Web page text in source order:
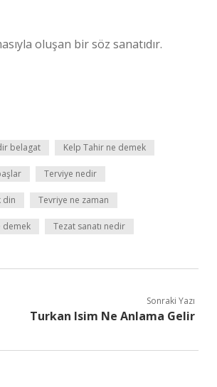
oluşan bir söz sanatıdır.
belagat Kelp Tahir ne demek
Terviye nedir
din Tevriye ne zaman
demek Tezat sanatı nedir
Sonraki Yazı
Turkan Isim Ne Anlama Gelir